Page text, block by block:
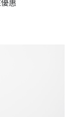
惠